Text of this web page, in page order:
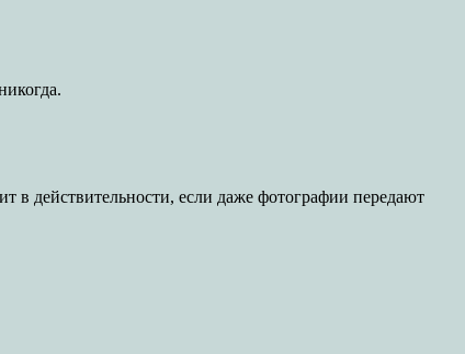
в действительности, если даже фотографии передают